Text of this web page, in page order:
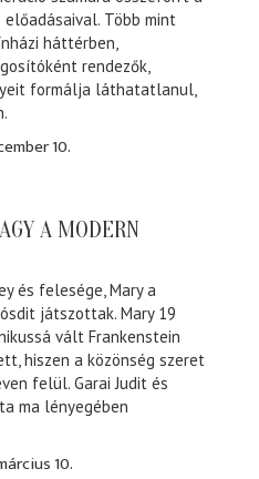
Több mint
háttérben,
rendezők,
formálja láthatatlanul,
10.
A MODERN
és felesége, Mary a
játszottak. Mary 19
vált Frankenstein
hiszen a közönség szeret
felül. Garai Judit és
ma lényegében
10.